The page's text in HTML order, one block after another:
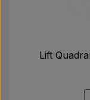
Lift